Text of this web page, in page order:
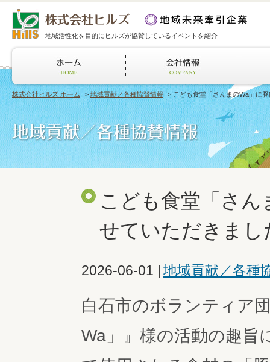
地域活性化を目的にヒルズが協賛しているイベントを紹介
株式会社ヒルズ ホーム >地域貢献／各種協賛情報 > こども食堂「さんまのWa」に
こども食堂「さん
せていただきまし
2026-06-01 | 地域貢献／各種
白石市のボランティア
Wa」』様の活動の趣旨